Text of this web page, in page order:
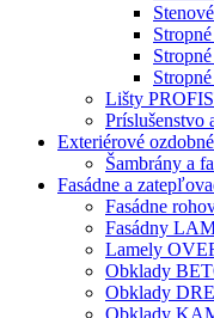
Lišty
Príslušenstvo
Exteriérové
Šambrány a
Fasádne a
Fasádne
Fasádny
Lamely
Obklady
Obklady